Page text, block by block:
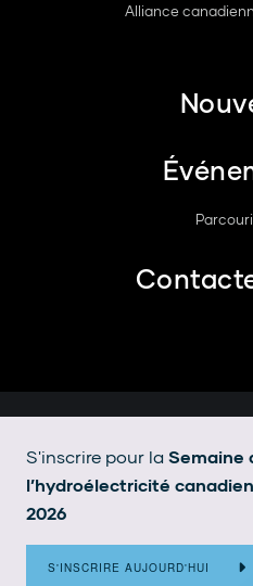
S'inscrire pour la Semaine
l’hydroélectricité
2026
S'INSCRIRE AUJOURD'HUI
Alliance
© 2026
Conception